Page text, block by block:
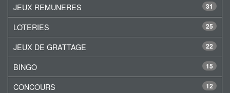
31
JEUX REMUNERES
25
LOTERIES
22
JEUX DE GRATTAGE
15
BINGO
12
CONCOURS